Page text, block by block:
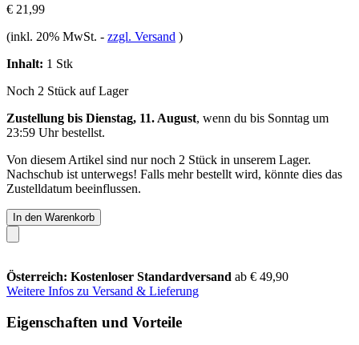
€ 21,99
(inkl. 20% MwSt. - zzgl. Versand )
Inhalt: 1 Stk
Noch 2 Stück auf Lager
Zustellung bis Dienstag, 11. August, wenn du bis Sonntag um
23:59 Uhrbestellst.
Von diesem Artikel sind nur noch 2 Stück in unserem Lager.
Nachschub ist unterwegs! Falls mehr bestellt wird, könnte dies das
Zustelldatum beeinflussen.
In den Warenkorb
Österreich: Kostenloser Standardversand ab € 49,90
Weitere Infos zu Versand & Lieferung
Eigenschaften und Vorteile